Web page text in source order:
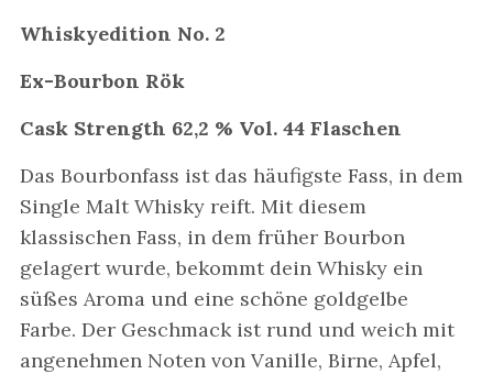
Whiskyedition No. 2
Ex-Bourbon Rök
Cask Strength 62,2 % Vol. 44 Flaschen
Das Bourbonfass ist das häufigste Fass, in dem
Single Malt Whisky reift. Mit diesem
klassischen Fass, in dem früher Bourbon
gelagert wurde, bekommt dein Whisky ein
süßes Aroma und eine schöne goldgelbe
Farbe. Der Geschmack ist rund und weich mit
angenehmen Noten von Vanille, Birne, Apfel,